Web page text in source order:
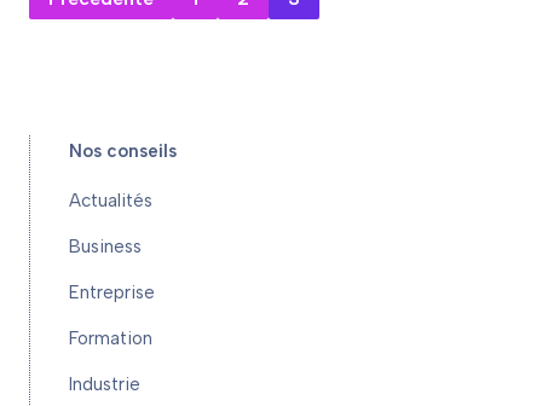
Nos conseils
Actualités
Business
Entreprise
Formation
Industrie